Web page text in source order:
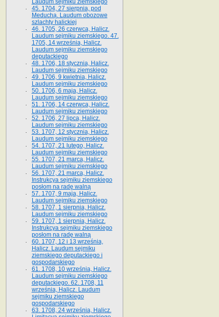
Laudum sejmiku ziemskiego
45. 1704, 27 sierpnia, pod
Meduchą. Laudum obozowe
szlachty halickiej
46. 1705, 26 czerwca, Halicz.
Laudum sejmiku ziemskiego. 47.
1705, 14 września, Halicz.
Laudum sejmiku ziemskiego
deputackiego
48. 1706, 18 stycznia, Halicz.
Laudum sejmiku ziemskiego
49. 1706, 9 kwietnia, Halicz.
Laudum sejmiku ziemskiego
50. 1706, 6 maja, Halicz.
Laudum sejmiku ziemskiego
51. 1706, 14 czerwca, Halicz.
Laudum sejmiku ziemskiego
52. 1706, 27 lipca, Halicz.
Laudum sejmiku ziemskiego
53. 1707, 12 stycznia, Halicz.
Laudum sejmiku ziemskiego
54. 1707, 21 lutego, Halicz.
Laudum sejmiku ziemskiego
55. 1707, 21 marca, Halicz.
Laudum sejmiku ziemskiego
56. 1707, 21 marca, Halicz.
Instrukcya sejmiku ziemskiego
posłom na radę walną
57. 1707, 9 maja, Halicz.
Laudum sejmiku ziemskiego
58. 1707, 1 sierpnia, Halicz.
Laudum sejmiku ziemskiego
59. 1707, 1 sierpnia, Halicz.
Instrukcya sejmiku ziemskiego
posłom na radę walną
60. 1707, 12 i 13 września,
Halicz. Laudum sejmiku
ziemskiego deputackiego i
gospodarskiego
61. 1708, 10 września, Halicz.
Laudum sejmiku ziemskiego
deputackiego. 62. 1708, 11
września, Halicz. Laudum
sejmiku ziemskiego
gospodarskiego
63. 1708, 24 września, Halicz.